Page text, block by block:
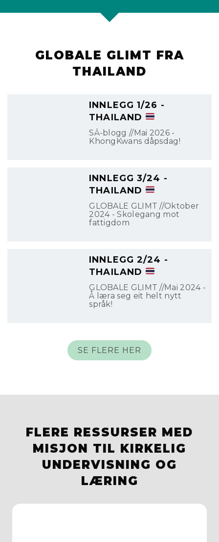
GLOBALE GLIMT FRA
THAILAND
INNLEGG 1/26 -
THAILAND
SÅ-blogg //Mai 2026 -
KhongKwans dåpsdag!
INNLEGG 3/24 -
THAILAND
GLOBALE GLIMT //Oktober
2024 - Skolegang mot
fattigdom
INNLEGG 2/24 -
THAILAND
GLOBALE GLIMT //Mai 2024 -
Å læra seg eit helt nytt
språk!
SE FLERE HER
FLERE RESSURSER MED
MISJON TIL KIRKELIG
UNDERVISNING OG
LÆRING